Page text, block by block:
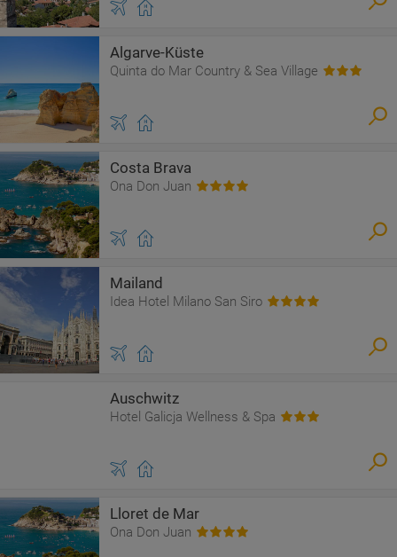
Algarve-Küste
Quinta do Mar Country & Sea Village
Costa Brava
Ona Don Juan
Mailand
Idea Hotel Milano San Siro
Auschwitz
Hotel Galicja Wellness & Spa
Lloret de Mar
Ona Don Juan